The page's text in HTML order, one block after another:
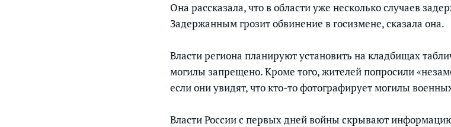
Она рассказала, что в области уже несколько случаев
Задержанным грозит обвинение в госизмене, сказала она.
Власти региона планируют установить на кладбищах
могилы запрещено. Кроме того, жителей попросили
если они увидят, что кто-то фотографирует могилы
Власти России с первых дней войны скрывают